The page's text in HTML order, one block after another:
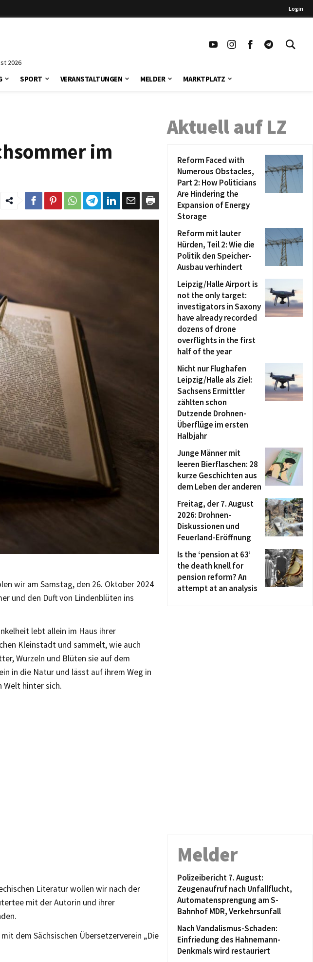
Login
2026
SPORT VERANSTALTUNGEN MELDER MARKTPLATZ
im
wir am Samstag, den 26. Oktober 2024
und den Duft von Lindenblüten ins
lebt allein im Haus ihrer
Kleinstadt und sammelt, wie auch
Wurzeln und Blüten sie auf dem
in die Natur und lässt auf ihrem Weg in
Welt hinter sich.
Literatur wollen wir nach der
mit der Autorin und ihrer
dem Sächsischen Übersetzerverein „Die
Aktuell auf LZ
Reform Faced with
Numerous Obstacles,
Part 2: How Politicians
Are Hindering the
Expansion of Energy
Storage
Reform mit lauter
Hürden, Teil 2: Wie die
Politik den Speicher-
Ausbau verhindert
Leipzig/Halle Airport is
not the only target:
investigators in Saxony
have already recorded
dozens of drone
overflights in the first
half of the year
Nicht nur Flughafen
Leipzig/Halle als Ziel:
Sachsens Ermittler
zählten schon
Dutzende Drohnen-
Überflüge im ersten
Halbjahr
Junge Männer mit
leeren Bierflaschen: 28
kurze Geschichten aus
dem Leben der anderen
Freitag, der 7. August
2026: Drohnen-
Diskussionen und
Feuerland-Eröffnung
Is the ‘pension at 63’
the death knell for
pension reform? An
attempt at an analysis
Melder
Polizeibericht 7. August:
Zeugenaufruf nach Unfallflucht,
Automatensprengung am S-
Bahnhof MDR, Verkehrsunfall
Nach Vandalismus-Schaden:
Einfriedung des Hahnemann-
Denkmals wird restauriert